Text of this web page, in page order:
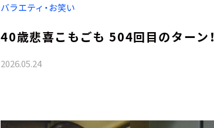
バラエティ・お笑い
40歳悲喜こもごも 504回目のターン！
2026.05.24